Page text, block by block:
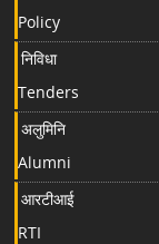
Policy
निविधा
Tenders
अलुमिनि
Alumni
आरटीआई
RTI